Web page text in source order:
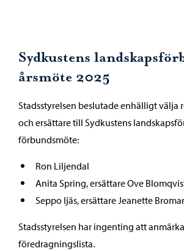
Sydkustens
årsmöte 2025
Stadsstyrelsen beslutade enhälligt välja
och ersättare till Sydkustens
förbundsmöte:
Ron Liljendal
Anita Spring, ersättare Ove
Seppo Ijäs, ersättare Jeanette
Stadsstyrelsen har ingenting att
föredragningslista.